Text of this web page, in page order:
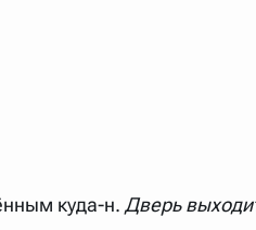
знаком
если написать в строке
"***м***ов", в задании
куда-н. Дверь